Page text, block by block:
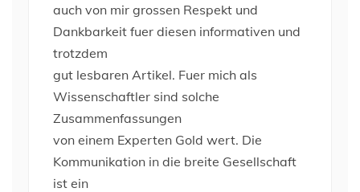
auch von mir grossen Respekt und
Dankbarkeit fuer diesen informativen und
trotzdem
gut lesbaren Artikel. Fuer mich als
Wissenschaftler sind solche
Zusammenfassungen
von einem Experten Gold wert. Die
Kommunikation in die breite Gesellschaft
ist ein